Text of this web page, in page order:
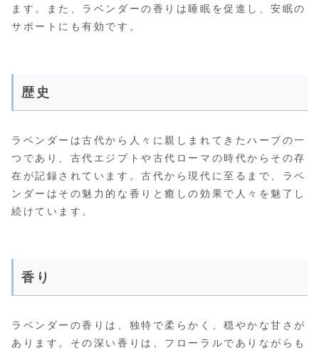
ます。また、ラベンダーの香りは睡眠を促進し、安眠の
サポートにも有効です。
歴史
ラベンダーは古代から人々に親しまれてきたハーブの一
つであり、古代エジプトや古代ローマの時代からその存
在が記録されています。古代から現代に至るまで、ラベ
ンダーはその魅力的な香りと癒しの効果で人々を魅了し
続けています。
香り
ラベンダーの香りは、独特で柔らかく、穏やかな甘さが
あります。その深い香りは、フローラルでありながらも